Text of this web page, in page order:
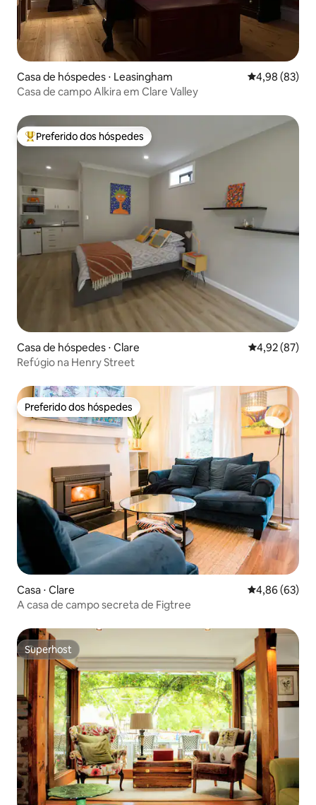
Casa de hóspedes ⋅ Leasingham 4,98 de uma
4,98 (83)
Casa de campo Alkira em Clare Valley
Entre os melhores preferidos dos hóspedes
Preferido dos hóspedes
Casa de hóspedes ⋅ Clare 4,92 de uma
4,92 (87)
Refúgio na Henry Street
Preferido dos hóspedes
Preferido dos hóspedes
Casa ⋅ Clare 4,86 de uma
4,86 (63)
A casa de campo secreta de Figtree
Superhost
Superhost